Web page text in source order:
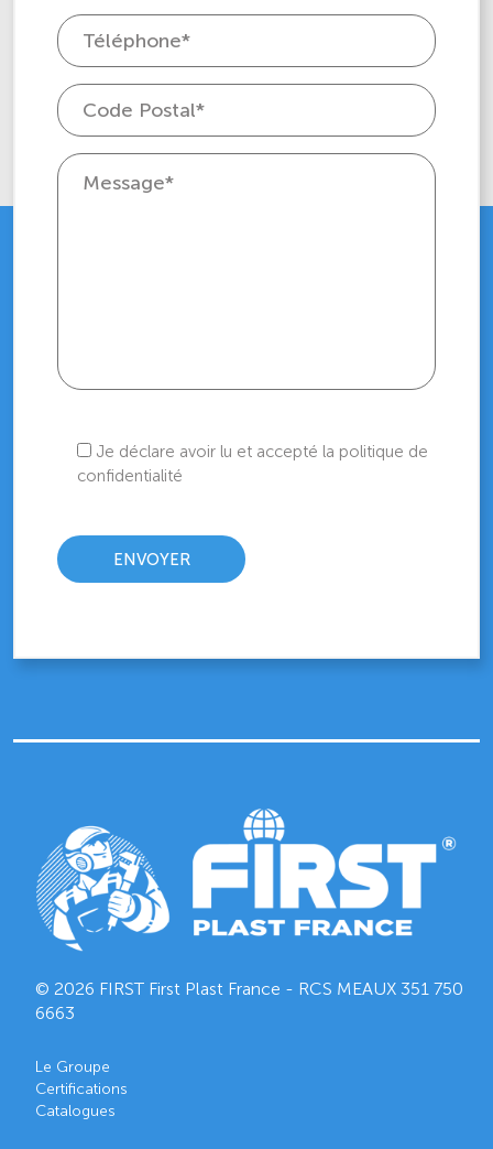
Je déclare avoir lu et accepté la politique de
confidentialité
© 2026 FIRST First Plast France - RCS MEAUX 351 750
6663
Le Groupe
Certifications
Catalogues